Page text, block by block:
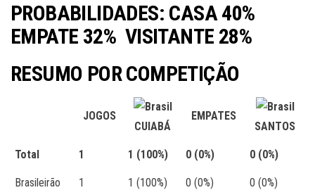
PROBABILIDADES: CASA 40%
EMPATE 32% VISITANTE 28%
RESUMO POR COMPETIÇÃO
JOGOS
CUIABÁ
EMPATES
SANTOS
Total 1 1 (100%) 0 (0%) 0 (0%)
Brasileirão 1 1 (100%) 0 (0%) 0 (0%)